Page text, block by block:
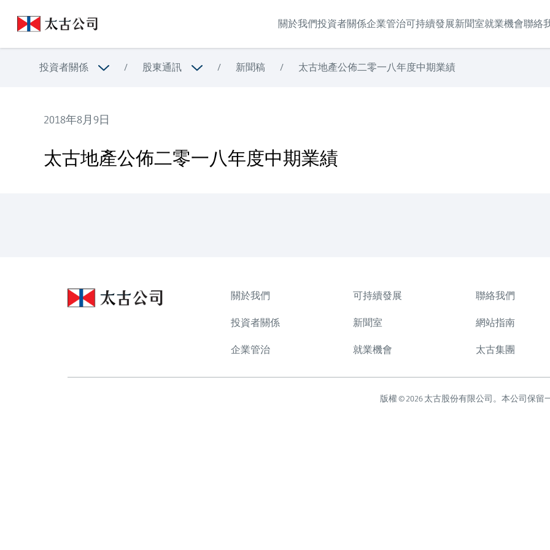
關於我們投資者關係企業管治可持續發展新聞室就業機會聯絡
投資者關係 / 股東通訊 / 新聞稿 / 太古地產公佈二零一八年度中期業績
2018年8月9日
太古地產公佈二零一八年度中期業績
關於我們
投資者關係
企業管治
可持續發展
新聞室
就業機會
聯絡我們
網站指南
太古集團
版權 © 2026 太古股份有限公司。本公司保留